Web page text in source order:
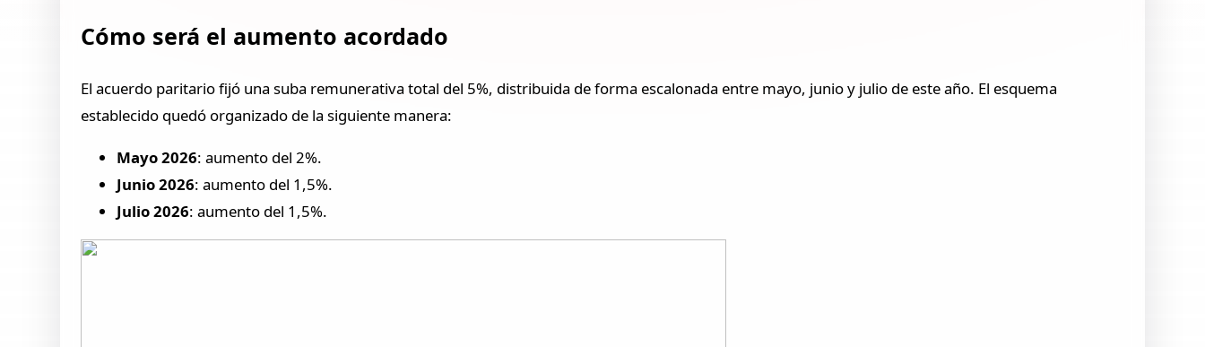
Cómo será el aumento acordado
El acuerdo paritario fijó una suba remunerativa total del 5%, distribuida de forma escalonada entre mayo, junio y julio de este año. El esquema
establecido quedó organizado de la siguiente manera:
Mayo 2026: aumento del 2%.
Junio 2026: aumento del 1,5%.
Julio 2026: aumento del 1,5%.